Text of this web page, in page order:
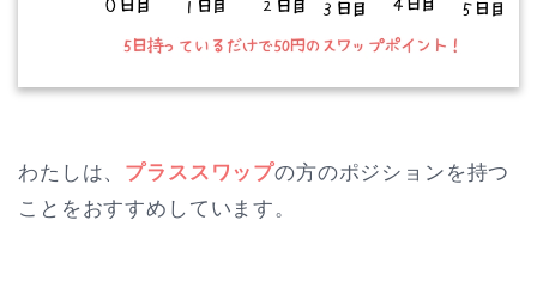
わたしは、 プラススワップの方のポジションを持つ
ことをおすすめしています。